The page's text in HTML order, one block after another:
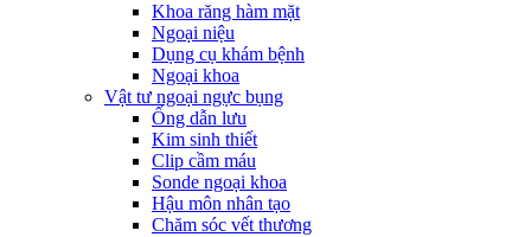
Khoa răng hàm mặt
Ngoại niệu
Dụng cụ khám bệnh
Ngoại khoa
Vật tư ngoại ngực bụng
Ống dẫn lưu
Kim sinh thiết
Clip cầm máu
Sonde ngoại khoa
Hậu môn nhân tạo
Chăm sóc vết thương